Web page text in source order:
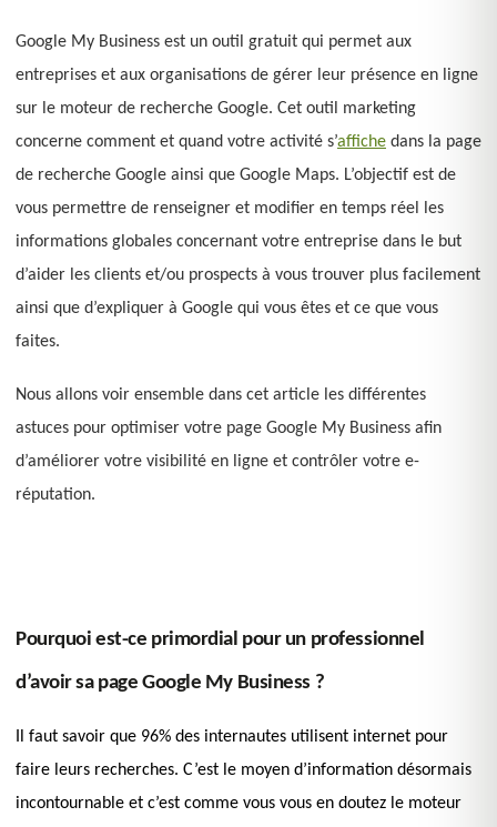
Google My Business est un outil gratuit qui permet aux
entreprises et aux organisations de gérer leur présence en ligne
sur le moteur de recherche Google. Cet outil marketing
concerne comment et quand votre activité s’affiche dans la page
de recherche Google ainsi que Google Maps. L’objectif est de
vous permettre de renseigner et modifier en temps réel les
informations globales concernant votre entreprise dans le but
d’aider les clients et/ou prospects à vous trouver plus facilement
ainsi que d’expliquer à Google qui vous êtes et ce que vous
faites.
Nous allons voir ensemble dans cet article les différentes
astuces pour optimiser votre page Google My Business afin
d’améliorer votre visibilité en ligne et contrôler votre e-
réputation.
Pourquoi est-ce primordial pour un professionnel
d’avoir sa page Google My Business ?
Il faut savoir que 96% des internautes utilisent internet pour
faire leurs recherches. C’est le moyen d’information désormais
incontournable et c’est comme vous vous en doutez le moteur